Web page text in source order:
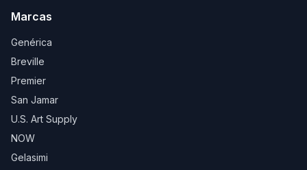
Marcas
Genérica
Breville
Premier
San Jamar
U.S. Art Supply
NOW
Gelasimi